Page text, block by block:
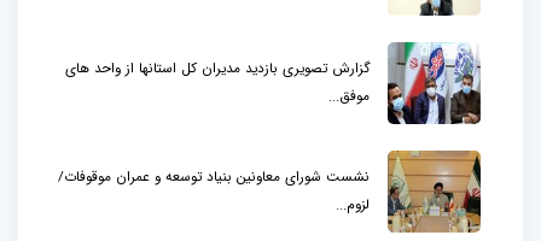
گزارش تصویری بازدید مدیران کل استانها از واحد های
موفق...
نشست شورای معاونین بنیاد توسعه و عمران موقوفات/
لزوم...